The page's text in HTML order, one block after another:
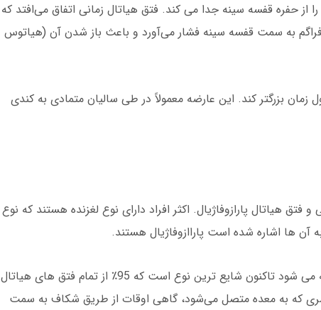
حفره قفسه سینه جدا می کند. فتق هیاتال زمانی اتفاق می‌افتد که
به سمت قفسه سینه فشار می‌آورد و باعث باز شدن آن (هیاتوس
زمان بزرگتر کند. این عارضه معمولاً در طی سالیان متمادی به کندی
هیاتال پارازوفاژیال. اکثر افراد دارای نوع لغزنده هستند که نوع
نوع 1: که به آن فتق هیاتال لغزنده نیز گفته می شود تاکنون شایع ترین نوع است که 95٪ از تمام فتق های هیاتال
که به معده متصل می‌شود، گاهی اوقات از طریق شکاف به سمت